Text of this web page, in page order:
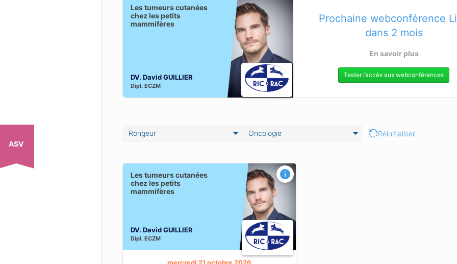
ASV
Les tumeurs cutanées
chez les petits
mammifères
DV. David GUILLIER
Dipl. ECZM
Prochaine webconférence
dans 2 mois
En savoir plus
Tester l’accès aux webconférences
Rongeur Oncologie Réinitialiser
Les tumeurs cutanées
chez les petits
mammifères
DV. David GUILLIER
Dipl. ECZM